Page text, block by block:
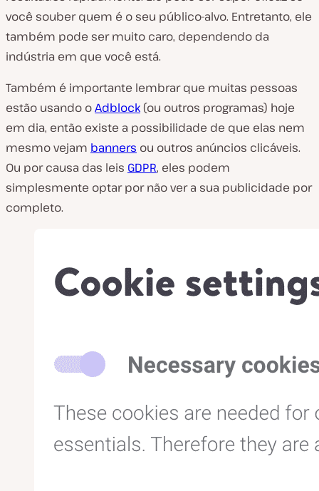
você souber quem é o seu público-alvo. Entretanto, ele
também pode ser muito caro, dependendo da
indústria em que você está.
Também é importante lembrar que muitas pessoas
estão usando oAdblock (ou outros programas) hoje
em dia, então existe a possibilidade de que elas nem
mesmo vejam banners ou outros anúncios clicáveis.
Ou por causa das leis GDPR, eles podem
simplesmente optar por não ver a sua publicidade por
completo.